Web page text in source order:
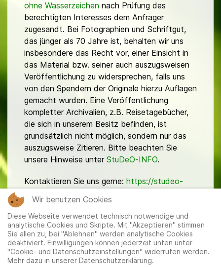
ohne Wasserzeichen nach Prüfung des
berechtigten Interesses dem Anfrager
zugesandt. Bei Fotographien und Schriftgut,
das jünger als 70 Jahre ist, behalten wir uns
insbesondere das Recht vor, einer Einsicht in
das Material bzw. seiner auch auszugsweisen
Veröffentlichung zu widersprechen, falls uns
von den Spendern der Originale hierzu Auflagen
gemacht wurden. Eine Veröffentlichung
kompletter Archivalien, z.B. Reisetagebücher,
die sich in unserem Besitz befinden, ist
grundsätzlich nicht möglich, sondern nur das
auszugsweise Zitieren. Bitte beachten Sie
unsere Hinweise unter StuDeO-INFO.
Kontaktieren Sie uns gerne: https://studeo-
Wir benutzen Cookies
Diese Webseite verwendet technisch notwendige und
analytische Cookies und Skripte. Mit "Akzeptieren" stimmen
Sie allen zu, bei "Ablehnen" werden analytische Cookies
deaktiviert. Einwilligungen können jederzeit unten unter
"Cookie- und Datenschutzeinstellungen" widerrufen werden.
Mehr dazu in unserer Datenschutzerklärung.